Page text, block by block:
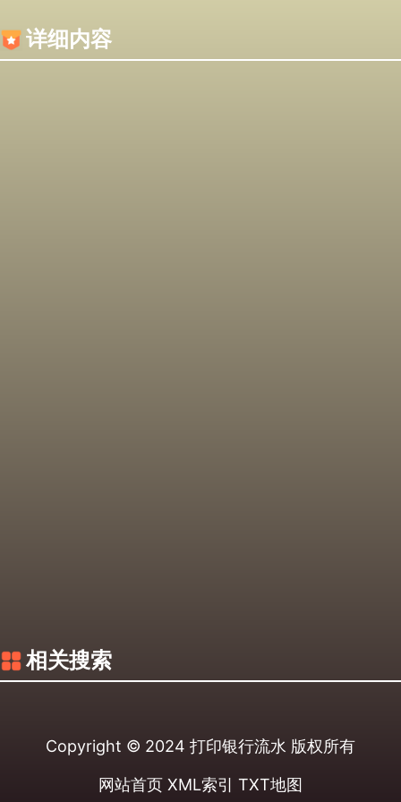
详细内容
相关搜索
Copyright © 2024 打印银行流水 版权所有
网站首页 XML索引 TXT地图